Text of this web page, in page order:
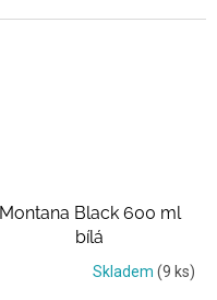
Montana Black 600 ml
bílá
Skladem (9 ks)